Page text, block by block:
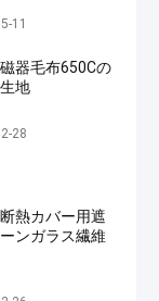
ット
11
器毛布650Cの
地
地28
熱カバー用遮
ンガラス繊維
上塗を施してあ